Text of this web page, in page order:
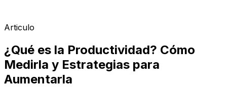
Articulo
¿Qué es la Productividad? Cómo
Medirla y Estrategias para
Aumentarla